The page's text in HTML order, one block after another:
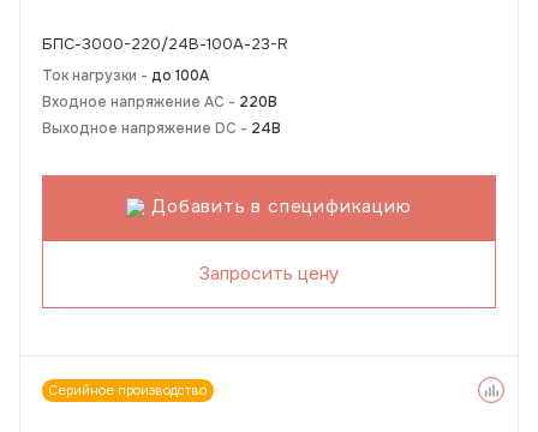
БПС-3000-220/24В-100А-23-R
Ток нагрузки - до 100А
Входное напряжение AC - 220В
Выходное напряжение DC - 24В
Добавить в спецификацию
Запросить цену
Серийное производство